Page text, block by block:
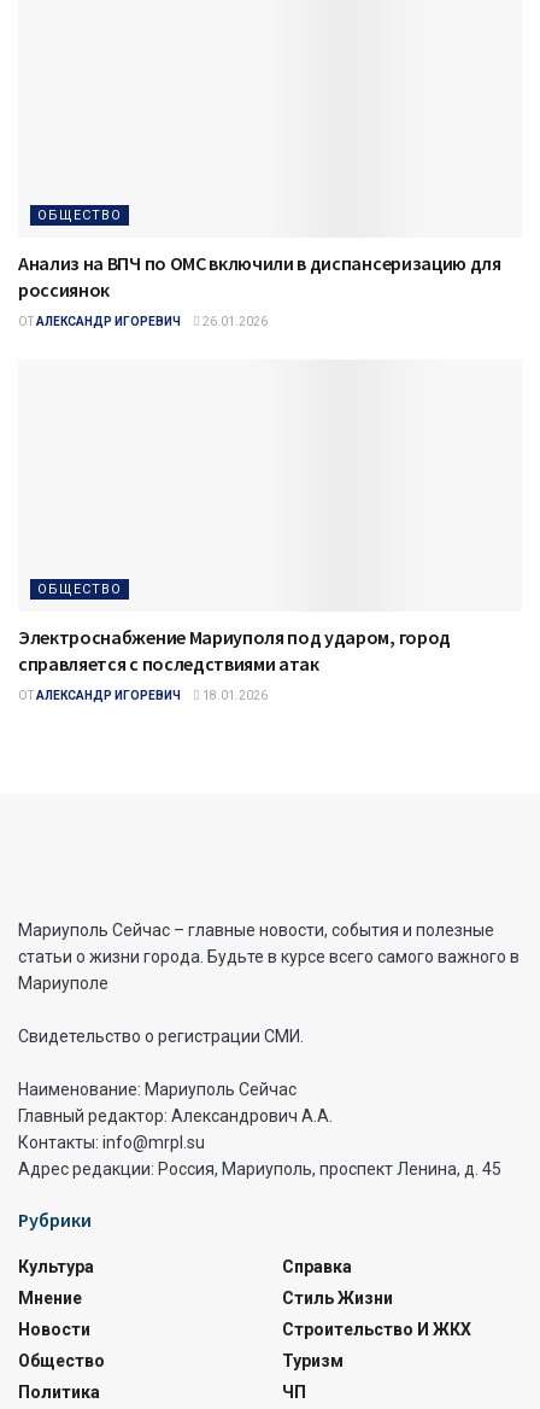
ОБЩЕСТВО
Анализ на ВПЧ по ОМС включили в диспансеризацию для
россиянок
ОТАЛЕКСАНДР ИГОРЕВИЧ 26.01.2026
ОБЩЕСТВО
Электроснабжение Мариуполя под ударом, город
справляется с последствиями атак
ОТАЛЕКСАНДР ИГОРЕВИЧ 18.01.2026
Мариуполь Сейчас – главные новости, события и полезные
статьи о жизни города. Будьте в курсе всего самого важного в
Мариуполе
Свидетельство о регистрации СМИ.
Наименование: Мариуполь Сейчас
Главный редактор: Александрович А.А.
Контакты: info@mrpl.su
Адрес редакции: Россия, Мариуполь, проспект Ленина, д. 45
Рубрики
Культура
Мнение
Новости
Общество
Политика
Справка
Стиль Жизни
Строительство И ЖКХ
Туризм
ЧП